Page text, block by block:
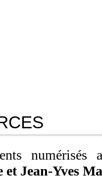
numérisés
et Jean-Yves